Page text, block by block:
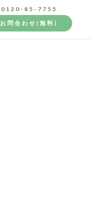
0120-85-7755
お問合わせ(無料)